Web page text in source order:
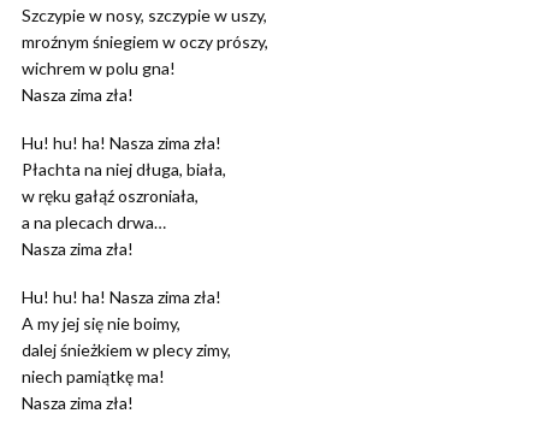
Szczypie w nosy, szczypie w uszy,
mroźnym śniegiem w oczy prószy,
wichrem w polu gna!
Nasza zima zła!
Hu! hu! ha! Nasza zima zła!
Płachta na niej długa, biała,
w ręku gałąź oszroniała,
a na plecach drwa…
Nasza zima zła!
Hu! hu! ha! Nasza zima zła!
A my jej się nie boimy,
dalej śnieżkiem w plecy zimy,
niech pamiątkę ma!
Nasza zima zła!